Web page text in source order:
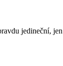
jedineční,